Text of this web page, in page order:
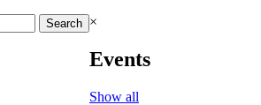
×
Events
Show all